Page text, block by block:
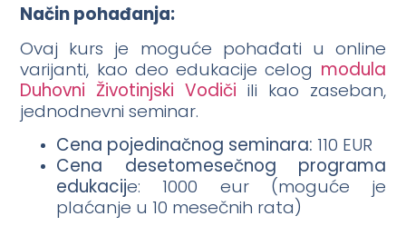
Način pohađanja:
Ovaj kurs je moguće pohađati u online
varijanti, kao deo edukacije celog modula
Duhovni Životinjski Vodiči ili kao zaseban,
jednodnevni seminar.
Cena pojedinačnog seminara: 110 EUR
Cena desetomesečnog programa
edukacije: 1000 eur (moguće je
plaćanje u 10 mesečnih rata)